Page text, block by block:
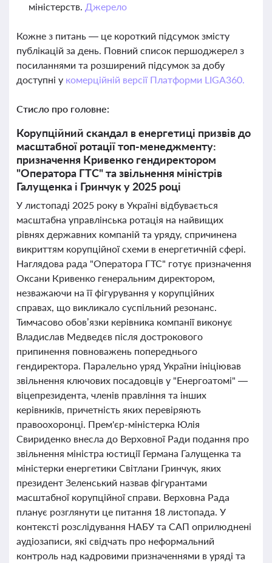
міністерств. Джерело
Кожне з питань — це короткий підсумок змісту
публікацій за день. Повний список першоджерел з
посиланнями та розширений підсумок за добу
доступні у комерційній версії Платформи LIGA360.
Стисло про головне:
Корупційний скандал в енергетиці призвів до
масштабної ротації топ-менеджменту:
призначення Кривенко гендиректором
"Оператора ГТС" та звільнення міністрів
Галущенка і Гринчук у 2025 році
У листопаді 2025 року в Україні відбувається
масштабна управлінська ротація на найвищих
рівнях державних компаній та уряду, спричинена
викриттям корупційної схеми в енергетичній сфері.
Наглядова рада "Оператора ГТС" готує призначення
Оксани Кривенко генеральним директором,
незважаючи на її фігурування у корупційних
справах, що викликало суспільний резонанс.
Тимчасово обов’язки керівника компанії виконує
Владислав Медведєв після дострокового
припинення повноважень попереднього
гендиректора. Паралельно уряд України ініціював
звільнення ключових посадовців у "Енергоатомі" —
віцепрезидента, членів правління та інших
керівників, причетність яких перевіряють
правоохоронці. Прем'єр-міністерка Юлія
Свириденко внесла до Верховної Ради подання про
звільнення міністра юстиції Германа Галущенка та
міністерки енергетики Світлани Гринчук, яких
президент Зеленський назвав фігурантами
масштабної корупційної справи. Верховна Рада
планує розглянути це питання 18 листопада. У
контексті розслідування НАБУ та САП оприлюднені
аудіозаписи, які свідчать про неформальний
контроль над кадровими призначеннями в уряді та